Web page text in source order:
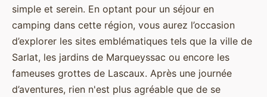
simple et serein. En optant pour un séjour en
camping dans cette région, vous aurez l’occasion
d’explorer les sites emblématiques tels que la ville de
Sarlat, les jardins de Marqueyssac ou encore les
fameuses grottes de Lascaux. Après une journée
d’aventures, rien n'est plus agréable que de se